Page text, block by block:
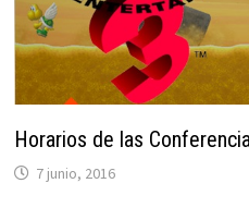
Horarios de las
7 junio, 2016